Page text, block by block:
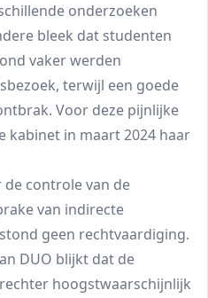
onderzoeken
bleek dat studenten
vaker werden
terwijl een goede
Voor deze pijnlijke
kabinet in maart 2024 haar
de controle van de
van indirecte
geen rechtvaardiging.
DUO blijkt dat de
hoogstwaarschijnlijk